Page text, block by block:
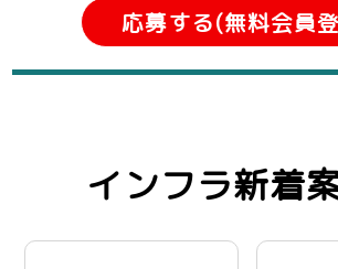
応募する(無料会員
インフラ新着